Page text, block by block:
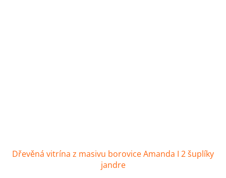
Dřevěná vitrína z masivu borovice Amanda I 2 šuplíky
jandre